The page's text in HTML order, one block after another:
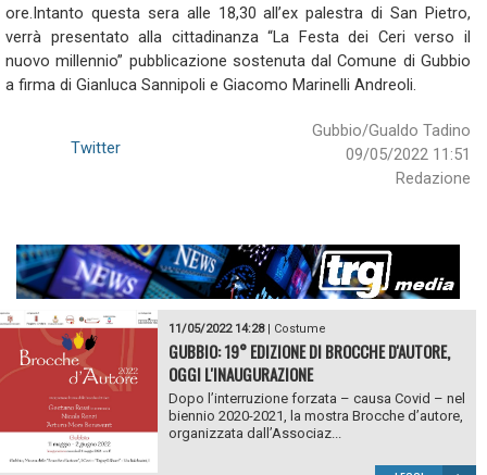
ore.Intanto questa sera alle 18,30 all’ex palestra di San Pietro,
verrà presentato alla cittadinanza “La Festa dei Ceri verso il
nuovo millennio” pubblicazione sostenuta dal Comune di Gubbio
a firma di Gianluca Sannipoli e Giacomo Marinelli Andreoli.
Gubbio/Gualdo Tadino
09/05/2022 11:51
Redazione
Twitter
11/05/2022 14:28| Costume
GUBBIO: 19° EDIZIONE DI BROCCHE D'AUTORE,
OGGI L'INAUGURAZIONE
Dopo l’interruzione forzata – causa Covid – nel
biennio 2020-2021, la mostra Brocche d’autore,
organizzata dall’Associaz...